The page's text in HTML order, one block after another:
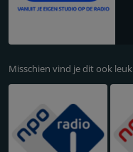
Misschien vind je dit ook leuk